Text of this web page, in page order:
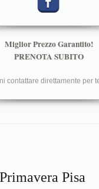
Miglior Prezzo Garantito!
PRENOTA SUBITO
contattare direttamente per
Pisa